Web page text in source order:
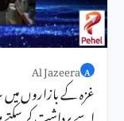
A
Al Jazeera
غزہ کے بازاروں